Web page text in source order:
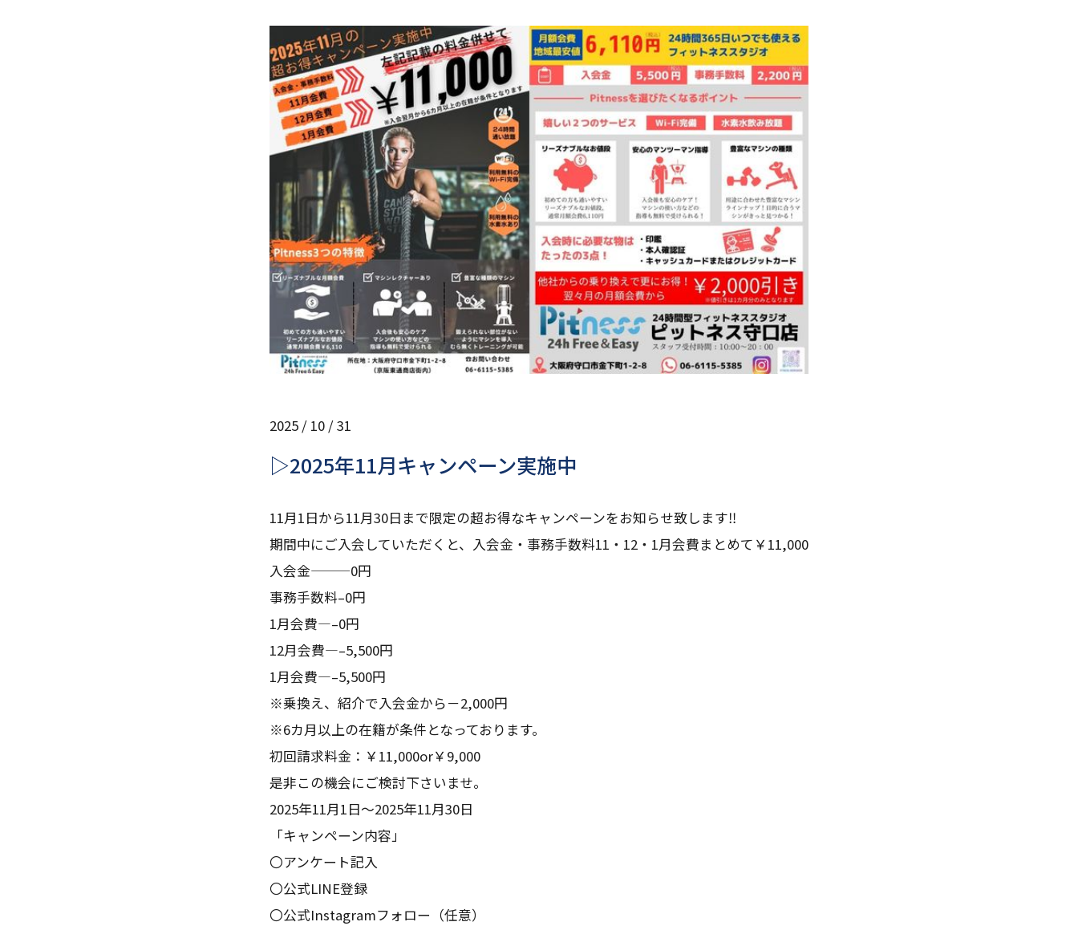
▷2025年11月キャンペーン実施中
2025 / 10 / 31
11月1日から11月30日まで限定の超お得なキャンペーンをお知らせ致します‼
期間中にご入会していただくと、入会金・事務手数料11・12・1月会費まとめて￥11,000
入会金———0円
事務手数料–0円
1月会費—–0円
12月会費—–5,500円
1月会費—–5,500円
※乗換え、紹介で入会金から－2,000円
※6カ月以上の在籍が条件となっております。
初回請求料金：￥11,000or￥9,000
是非この機会にご検討下さいませ。
2025年11月1日～2025年11月30日
「キャンペーン内容」
〇アンケート記入
〇公式LINE登録
〇公式Instagramフォロー（任意）